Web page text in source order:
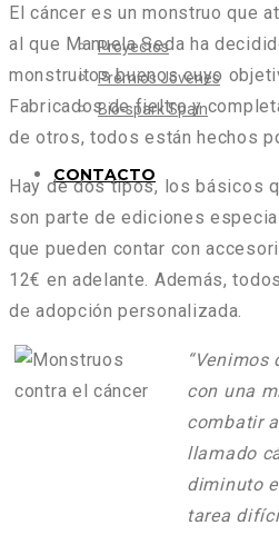
Proyectos
Premios Jóvenes
Bio-spark Spain
CONTACTO
El cáncer es un monstruo que
al que Manuela Seda ha
monstruitos buenos cuyo
Fabricados de fieltro y
de otros, todos están hechos
Hay de dos tipos, los básicos
son parte de ediciones
que pueden contar con
12€ en adelante. Además,
de adopción personalizada.
“Venimos
con una
combatir
llamado
diminuto
tarea